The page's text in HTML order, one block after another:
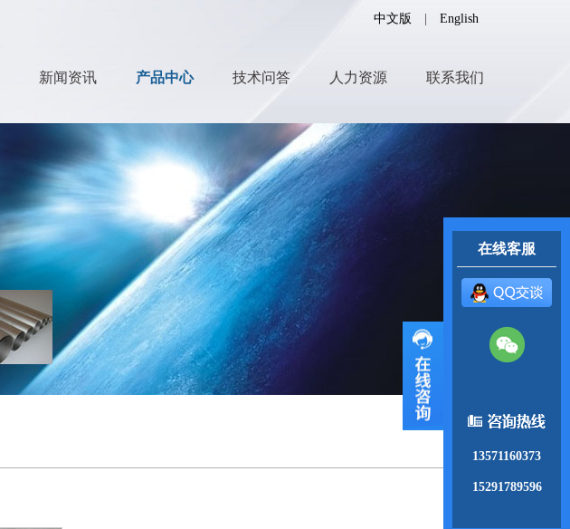
中文版 English
新闻资讯 产品中心 技术问答 人力资源 联系我们
在线客服
13571160373
15291789596